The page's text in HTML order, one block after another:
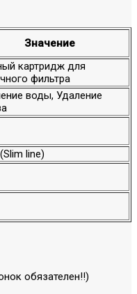
Значение
картридж для
фильтра
воды, Удаление
line)
обязателен!!)